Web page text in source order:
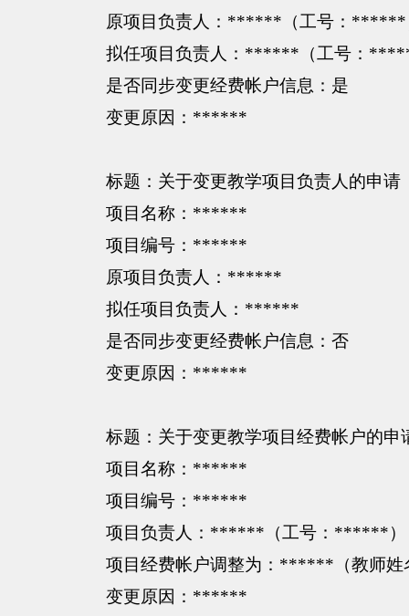
原项目负责人： ******（工号：******
拟任项目负责人： ******（工号：
是否同步变更经费帐户信息：是
变更原因： ******
标题：关于变更教学项目负责人的申请
项目名称： ******
项目编号： ******
原项目负责人： ******
拟任项目负责人： ******
是否同步变更经费帐户信息：否
变更原因： ******
标题：关于变更教学项目经费帐户的申
项目名称： ******
项目编号： ******
项目负责人： ******（工号：******）
项目经费帐户调整为： ******（教师姓
变更原因： ******